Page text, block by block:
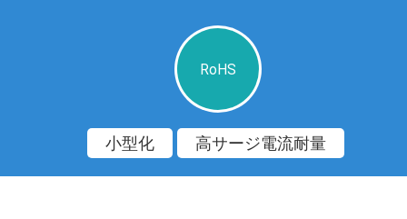
RoHS
小型化 高サージ電流耐量